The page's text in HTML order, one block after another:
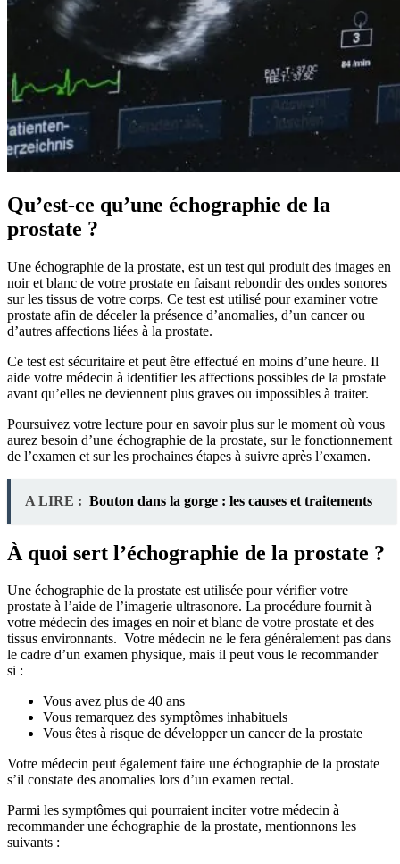
Qu’est-ce qu’une échographie de la
prostate ?
Une échographie de la prostate, est un test qui produit des images en
noir et blanc de votre prostate en faisant rebondir des ondes sonores
sur les tissus de votre corps. Ce test est utilisé pour examiner votre
prostate afin de déceler la présence d’anomalies, d’un cancer ou
d’autres affections liées à la prostate.
Ce test est sécuritaire et peut être effectué en moins d’une heure. Il
aide votre médecin à identifier les affections possibles de la prostate
avant qu’elles ne deviennent plus graves ou impossibles à traiter.
Poursuivez votre lecture pour en savoir plus sur le moment où vous
aurez besoin d’une échographie de la prostate, sur le fonctionnement
de l’examen et sur les prochaines étapes à suivre après l’examen.
A LIRE : Bouton dans la gorge : les causes et traitements
À quoi sert l’échographie de la prostate ?
Une échographie de la prostate est utilisée pour vérifier votre
prostate à l’aide de l’imagerie ultrasonore. La procédure fournit à
votre médecin des images en noir et blanc de votre prostate et des
tissus environnants. Votre médecin ne le fera généralement pas dans
le cadre d’un examen physique, mais il peut vous le recommander
si :
Vous avez plus de 40 ans
Vous remarquez des symptômes inhabituels
Vous êtes à risque de développer un cancer de la prostate
Votre médecin peut également faire une échographie de la prostate
s’il constate des anomalies lors d’un examen rectal.
Parmi les symptômes qui pourraient inciter votre médecin à
recommander une échographie de la prostate, mentionnons les
suivants :